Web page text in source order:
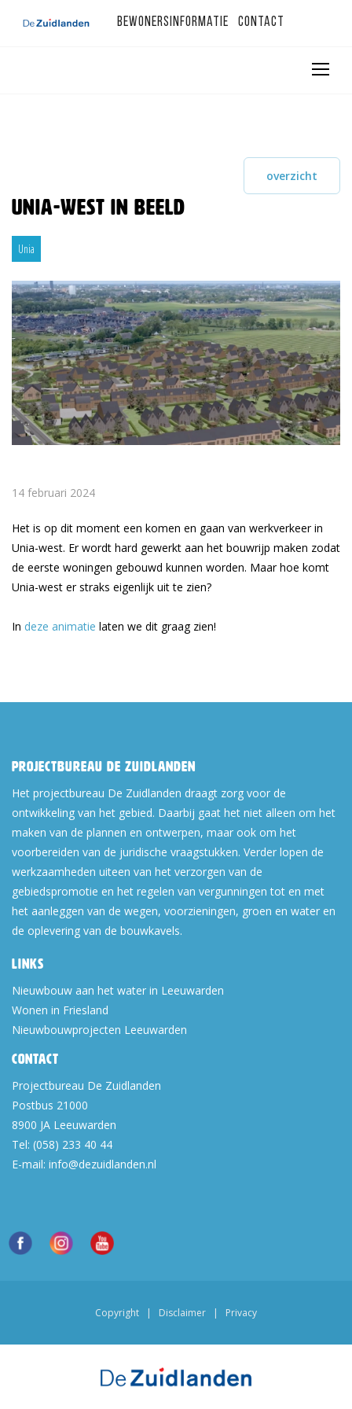
Bewonersinformatie Contact
overzicht
Unia-west in beeld
Unia
14 februari 2024
Het is op dit moment een komen en gaan van werkverkeer in
Unia-west. Er wordt hard gewerkt aan het bouwrijp maken zodat
de eerste woningen gebouwd kunnen worden. Maar hoe komt
Unia-west er straks eigenlijk uit te zien?
In deze animatie laten we dit graag zien!
Projectbureau De Zuidlanden
Het projectbureau De Zuidlanden draagt zorg voor de
ontwikkeling van het gebied. Daarbij gaat het niet alleen om het
maken van de plannen en ontwerpen, maar ook om het
voorbereiden van de juridische vraagstukken. Verder lopen de
werkzaamheden uiteen van het verzorgen van de
gebiedspromotie en het regelen van vergunningen tot en met
het aanleggen van de wegen, voorzieningen, groen en water en
de oplevering van de bouwkavels.
Links
Nieuwbouw aan het water in Leeuwarden
Wonen in Friesland
Nieuwbouwprojecten Leeuwarden
Contact
Projectbureau De Zuidlanden
Postbus 21000
8900 JA Leeuwarden
Tel: (058) 233 40 44
E-mail: info@dezuidlanden.nl
Copyright | Disclaimer | Privacy